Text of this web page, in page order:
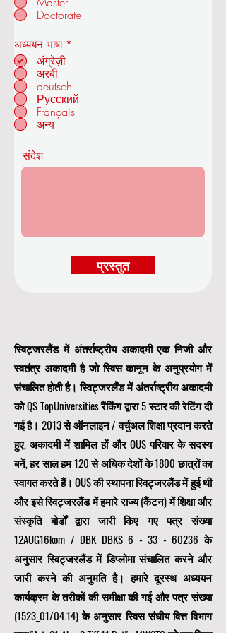
ओयूएस रॉयल एकेडमी ऑफ इकोनॉमिक्स एंड
टेक्नोलॉजी
ज्यूरिख में - स्विट्जरलैंड
स्विट्जरलैंड में अंतर्राष्ट्रीय अकादमी एक निजी और
स्वतंत्र अकादमी है जो स्विस कानून के अनुप्रयोग में
संचालित होती है। स्विट्जरलैंड में अंतर्राष्ट्रीय अकादमी
को QS TopUniversities रैंकिंग द्वारा 5 स्टार की रेटिंग दी
गई है। 2013 से ऑनलाइन / वर्चुअल शिक्षा प्रदान करते
हुए, अकादमी में शामिल हों और OUS परिवार के सदस्य
बनें, हर साल हम 120 से अधिक देशों के 1800 छात्रों का
स्वागत करते हैं। OUS की स्थापना स्विट्जरलैंड में हुई थी
और इसे स्विट्जरलैंड में हमारे राज्य (कैंटन) में शिक्षा और
संस्कृति बोर्डों द्वारा जारी किए गए पत्र संख्या
12AUG16kom / DBK DBKS6 - 33 - 60236 के
अनुसार स्विट्जरलैंड में डिप्लोमा संचालित करने और
जारी करने की अनुमति है। हमारे दूरस्थ अध्ययन
कार्यक्रम के तरीकों की समीक्षा की गई और पत्र संख्या
(1523_01/04.14) के अनुसार स्विस संघीय वित्त विभाग
Doctorate
अध्ययन भाषा *
अंग्रेज़ी
अरबी
deutsch
Русский
Français
अन्य
संदेश
प्रस्तुत